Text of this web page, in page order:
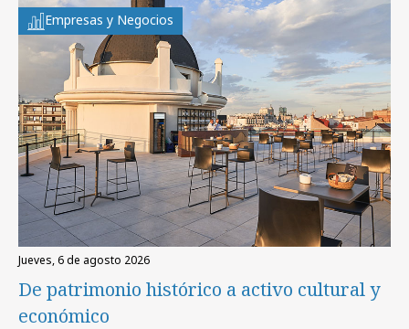
Empresas y Negocios
jueves, 6 de agosto 2026
De patrimonio histórico a activo cultural y
económico